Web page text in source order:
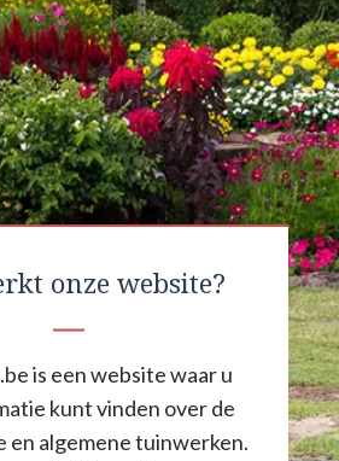
onze website?
is een website waar u
kunt vinden over de
en algemene tuinwerken.